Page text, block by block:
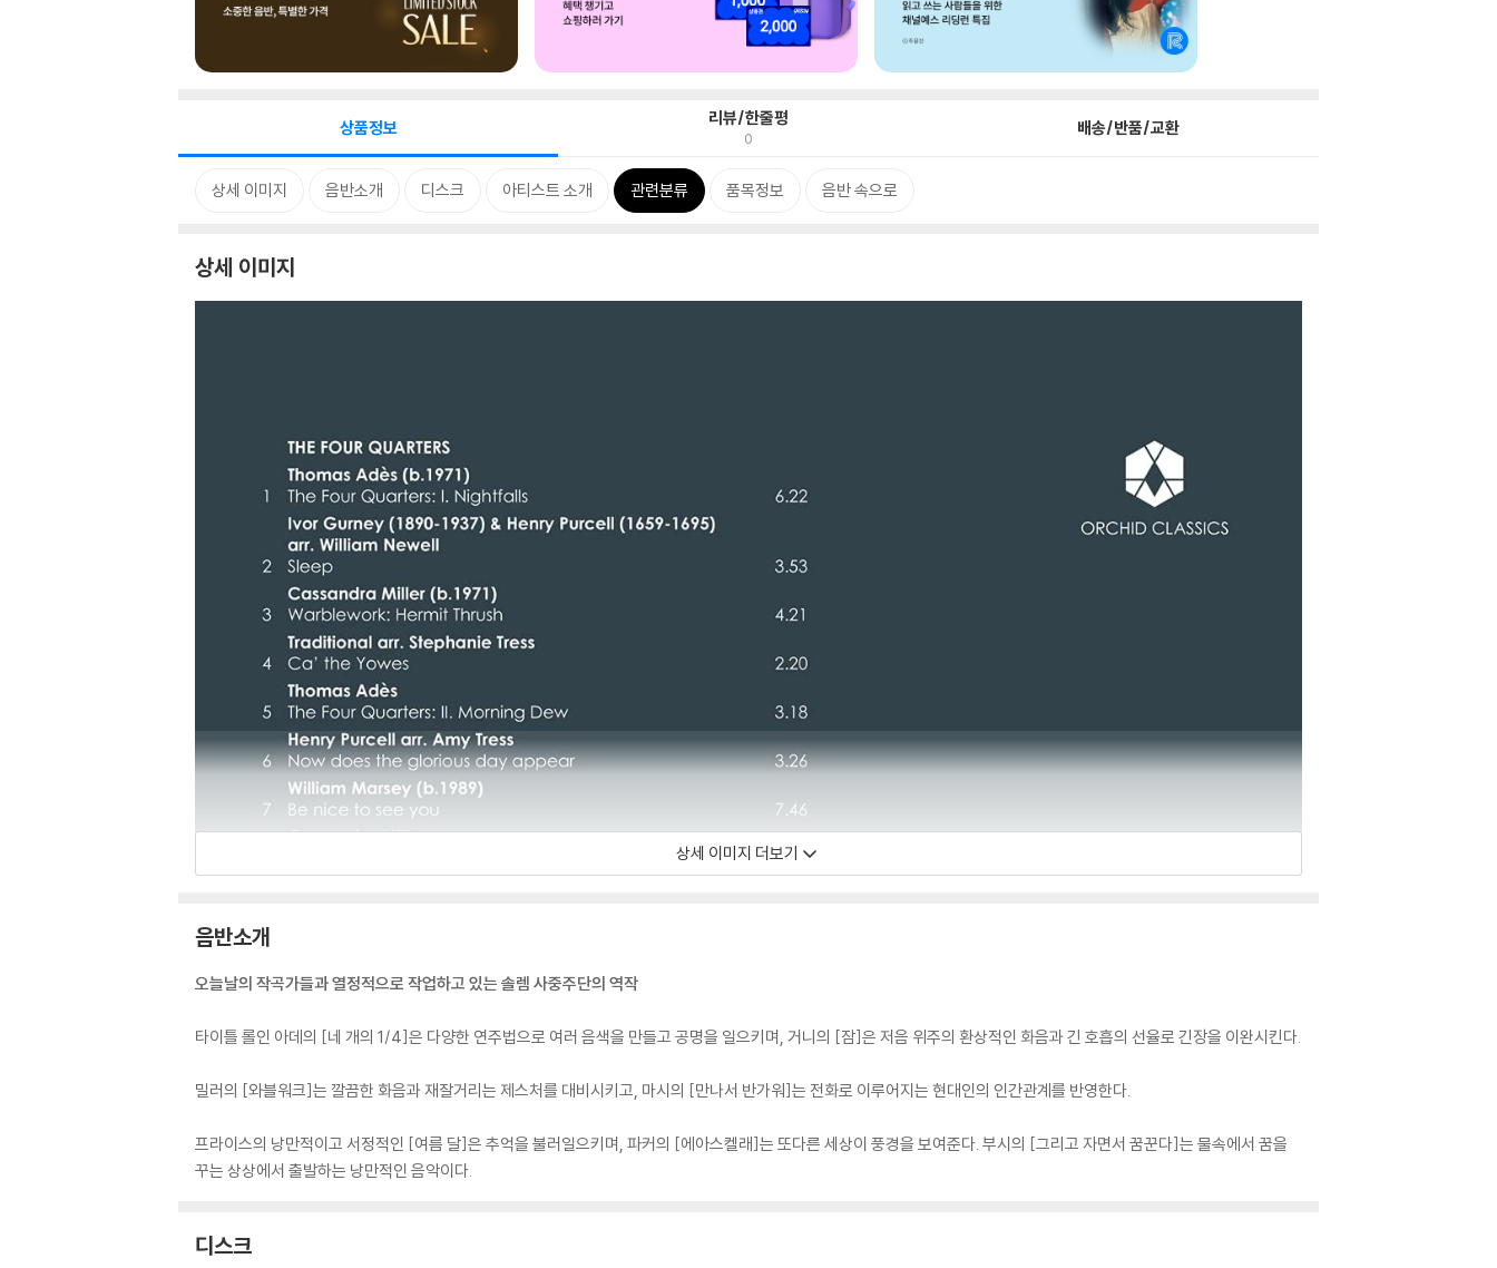
상품정보 리뷰/한줄평
0 배송/반품/교환
상세 이미지 음반소개 디스크 아티스트 소개 관련분류 품목정보 음반 속으로
상세 이미지
상세 이미지 더보기
음반소개
오늘날의 작곡가들과 열정적으로 작업하고 있는 솔렘 사중주단의 역작
타이틀 롤인 아데의 [네 개의 1/4]은 다양한 연주법으로 여러 음색을 만들고 공명을 일으키며, 거니의 [잠]은 저음 위주의 환상적인 화음과 긴 호흡의 선율로 긴장을 이완시킨다.
밀러의 [와블워크]는 깔끔한 화음과 재잘거리는 제스처를 대비시키고, 마시의 [만나서 반가워]는 전화로 이루어지는 현대인의 인간관계를 반영한다.
프라이스의 낭만적이고 서정적인 [여름 달]은 추억을 불러일으키며, 파커의 [에아스켈래]는 또다른 세상이 풍경을 보여준다. 부시의 [그리고 자면서 꿈꾼다]는 물속에서 꿈을
꾸는 상상에서 출발하는 낭만적인 음악이다.
디스크